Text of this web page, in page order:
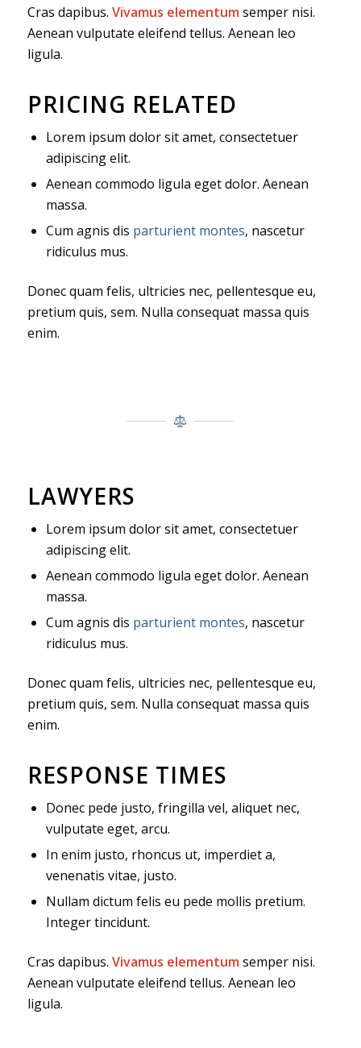
Cras dapibus. Vivamus elementum semper nisi.
Aenean vulputate eleifend tellus. Aenean leo
ligula.
PRICING RELATED
Lorem ipsum dolor sit amet, consectetuer
adipiscing elit.
Aenean commodo ligula eget dolor. Aenean
massa.
Cum agnis dis parturient montes, nascetur
ridiculus mus.
Donec quam felis, ultricies nec, pellentesque eu,
pretium quis, sem. Nulla consequat massa quis
enim.
LAWYERS
Lorem ipsum dolor sit amet, consectetuer
adipiscing elit.
Aenean commodo ligula eget dolor. Aenean
massa.
Cum agnis dis parturient montes, nascetur
ridiculus mus.
Donec quam felis, ultricies nec, pellentesque eu,
pretium quis, sem. Nulla consequat massa quis
enim.
RESPONSE TIMES
Donec pede justo, fringilla vel, aliquet nec,
vulputate eget, arcu.
In enim justo, rhoncus ut, imperdiet a,
venenatis vitae, justo.
Nullam dictum felis eu pede mollis pretium.
Integer tincidunt.
Cras dapibus. Vivamus elementum semper nisi.
Aenean vulputate eleifend tellus. Aenean leo
ligula.